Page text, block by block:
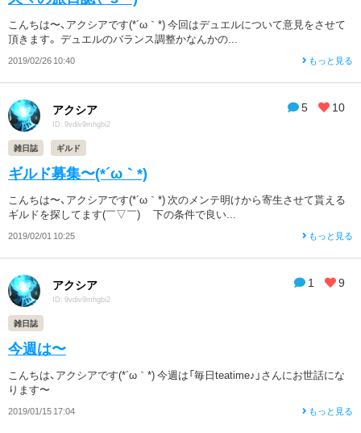
こんちは〜、アクシアです(*´ω｀*) 今回はデュエルについて意見をさせて
頂きます。 デュエルのバランス調整かなんかの...
2019/02/26 10:40 もっと見る
5 10
アクシア
ID: 9vdiv9mhgbi2
雑日誌 ギルド
ギルド募集〜(*´ω｀*)
こんちは〜、アクシアです(*´ω｀*) 次のメンテ明けから寄生させて貰える
ギルドを探してます(￣▽￣)ゞ 下の条件で良い...
2019/02/01 10:25 もっと見る
1 9
アクシア
ID: 9vdiv9mhgbi2
雑日誌
今週は〜
こんちは、アクシアです(*´ω｀*) 今週は「毎日teatime♪」さんにお世話にな
ります〜
2019/01/15 17:04 もっと見る